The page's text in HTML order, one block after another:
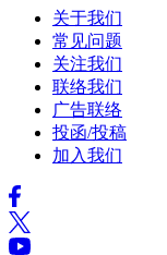
关于我们
常见问题
关注我们
联络我们
广告联络
投函/投稿
加入我们